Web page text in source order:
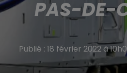
PAS-DE-
Publié : 18 février 2022 à